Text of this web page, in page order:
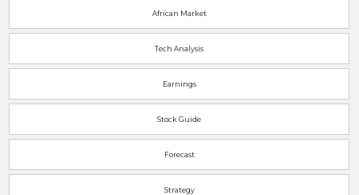
African Market
Tech Analysis
Earnings
Stock Guide
Forecast
Strategy